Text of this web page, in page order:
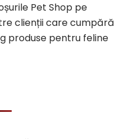
Pet Shop pe
clienții care cumpără
produse pentru feline